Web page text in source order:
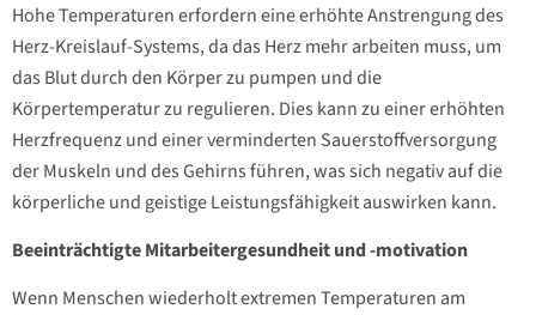
Hohe Temperaturen erfordern eine erhöhte Anstrengung des
Herz-Kreislauf-Systems, da das Herz mehr arbeiten muss, um
das Blut durch den Körper zu pumpen und die
Körpertemperatur zu regulieren. Dies kann zu einer erhöhten
Herzfrequenz und einer verminderten Sauerstoffversorgung
der Muskeln und des Gehirns führen, was sich negativ auf die
körperliche und geistige Leistungsfähigkeit auswirken kann.
Beeinträchtigte Mitarbeitergesundheit und -motivation
Wenn Menschen wiederholt extremen Temperaturen am